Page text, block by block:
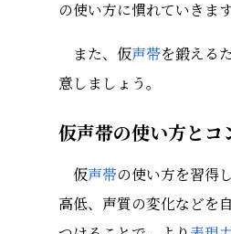
の使い方に慣れていきます
また、仮声帯を鍛える
意しましょう。
仮声帯の使い方とコ
仮声帯の使い方を習得
高低、声質の変化などを